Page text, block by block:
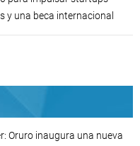
y una beca internacional
Oruro inaugura una nueva